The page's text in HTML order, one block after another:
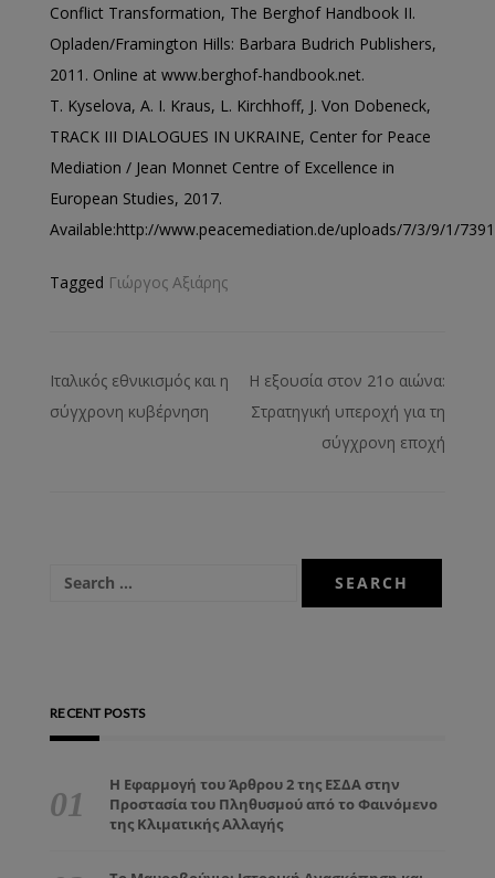
Conflict Transformation, The Berghof Handbook II.
Opladen/Framington Hills: Barbara Budrich Publishers,
2011. Online at www.berghof-handbook.net.
T. Kyselova, A. I. Kraus, L. Kirchhoff, J. Von Dobeneck,
TRACK III DIALOGUES IN UKRAINE, Center for Peace
Mediation / Jean Monnet Centre of Excellence in
European Studies, 2017.
Available:http://www.peacemediation.de/uploads/7/3/9/1/
Tagged Γιώργος Αξιάρης
Ιταλικός εθνικισμός και η
σύγχρονη κυβέρνηση
Η εξουσία στον 21ο αιώνα:
Στρατηγική υπεροχή για τη
σύγχρονη εποχή
RECENT POSTS
Η Εφαρμογή του Άρθρου 2 της ΕΣΔΑ στην
Προστασία του Πληθυσμού από το Φαινόμενο
της Κλιματικής Αλλαγής